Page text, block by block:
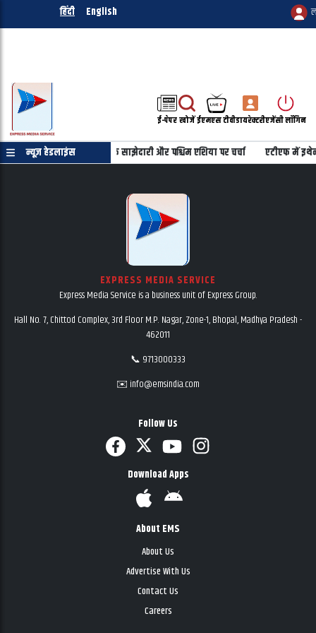
हिंदी English
ई-पेपरखोजेंईएमएस टीवीडायरेक्टरीएजेंसी लॉगिन
न्यूज़ हेडलाइंस
भारत-इजरायल रणनीतिक साझेदारी और पश्चिम एशिया पर चर्चा एटीएफ में
EXPRESS MEDIA SERVICE
Express Media Service is a business unit of Express Group.
Hall No. 7, Chittod Complex, 3rd Floor M.P. Nagar, Zone-1, Bhopal, Madhya Pradesh -
462011
📞 9713000333
✉️ info@emsindia.com
Follow Us
Download Apps
About EMS
About Us
Advertise With Us
Contact Us
Careers